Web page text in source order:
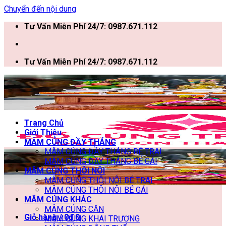
Chuyển đến nội dung
Tư Vấn Miễn Phí 24/7: 0987.671.112
Tư Vấn Miễn Phí 24/7: 0987.671.112
Giỏ hàng /0₫ 0
Trang Chủ
Giới Thiệu
MÂM CÚNG ĐẦY THÁNG
MÂM CÚNG ĐẦY THÁNG BÉ TRAI
MÂM CÚNG ĐẦY THÁNG BÉ GÁI
MÂM CÚNG THÔI NÔI
MÂM CÚNG THÔI NÔI BÉ TRAI
MÂM CÚNG THÔI NÔI BÉ GÁI
MÂM CÚNG KHÁC
MÂM CÚNG CĂN
MÂM CÚNG KHAI TRƯƠNG